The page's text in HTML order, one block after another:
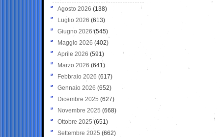
Agosto 2026 (138)
Luglio 2026 (613)
Giugno 2026 (545)
Maggio 2026 (402)
Aprile 2026 (591)
Marzo 2026 (641)
Febbraio 2026 (617)
Gennaio 2026 (652)
Dicembre 2025 (627)
Novembre 2025 (668)
Ottobre 2025 (651)
Settembre 2025 (662)